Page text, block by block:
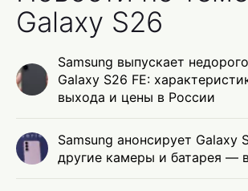
Galaxy S26
Samsung выпускает
Galaxy S26 FE:
выхода и цены в России
Samsung анонсирует Galaxy
другие камеры и батарея —